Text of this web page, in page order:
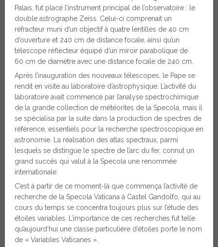
Palais, fut placé l’instrument principal de l’observatoire : le
double astrographe Zeiss. Celui-ci comprenait un
réfracteur muni d’un objectif à quatre lentilles de 40 cm
d’ouverture et 240 cm de distance focale, ainsi qu’un
télescope réflecteur équipé d’un miroir parabolique de
60 cm de diamètre avec une distance focale de 240 cm.
Après l’inauguration des nouveaux télescopes, le Pape se
rendit en visite au laboratoire d’astrophysique. L’activité du
laboratoire avait commencé par l’analyse spectrochimique
de la grande collection de météorites de la Specola, mais il
se spécialisa par la suite dans la production de spectres de
référence, essentiels pour la recherche spectroscopique en
astronomie. La réalisation des atlas spectraux, parmi
lesquels se distingue le spectre de l’arc du fer, connut un
grand succès qui valut à la Specola une renommée
internationale.
C’est à partir de ce moment-là que commença l’activité de
recherche de la Specola Vaticana à Castel Gandolfo, qui au
cours du temps se concentra toujours plus sur l’étude des
étoiles variables. L’importance de ces recherches fut telle
qu’aujourd’hui une classe particulière d’étoiles porte le nom
de « Variables Vaticanes ».